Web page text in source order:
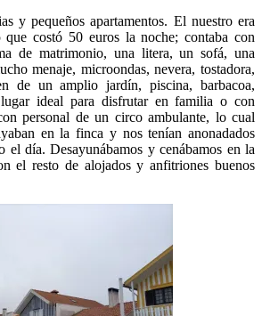
y pequeños apartamentos. El nuestro era
que costó 50 euros la noche; contaba con
de matrimonio, una litera, un sofá, una
menaje, microondas, nevera, tostadora,
de un amplio jardín, piscina, barbacoa,
ideal para disfrutar en familia o con
personal de un circo ambulante, lo cual
en la finca y nos tenían anonadados
el día. Desayunábamos y cenábamos en la
el resto de alojados y anfitriones buenos